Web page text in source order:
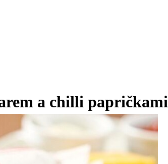
a chilli papričkami